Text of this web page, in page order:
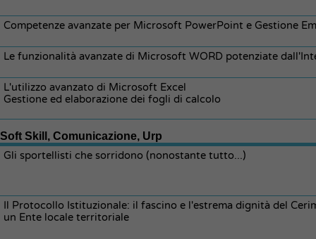
Competenze avanzate per Microsoft PowerPoint e Gestione
Le funzionalità avanzate di Microsoft WORD potenziate
L'utilizzo avanzato di Microsoft Excel
Gestione ed elaborazione dei fogli di calcolo
Soft Skill, Comunicazione, Urp
Gli sportellisti che sorridono (nonostante tutto...)
Il Protocollo Istituzionale: il fascino e l'estrema dignità del
un Ente locale territoriale